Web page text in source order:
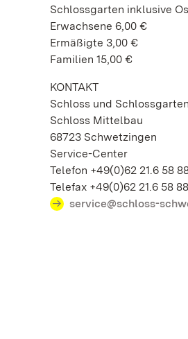
Schlossgarten inklusive
Erwachsene 6,00 €
Ermäßigte 3,00 €
Familien 15,00 €
KONTAKT
Schloss und
Schloss Mittelbau
68723 Schwetzingen
Service-Center
Telefon +49(0)62 21.6 58
Telefax +49(0)62 21.6 58
service@schloss-